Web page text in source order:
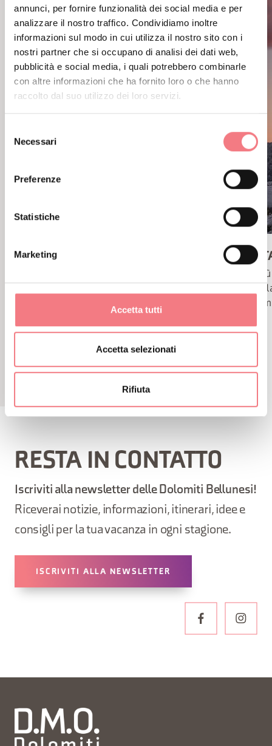
annunci, per fornire funzionalità dei social media e per
analizzare il nostro traffico. Condividiamo inoltre
informazioni sul modo in cui utilizza il nostro sito con i
nostri partner che si occupano di analisi dei dati web,
pubblicità e social media, i quali potrebbero combinarle
con altre informazioni che ha fornito loro o che hanno
raccolto dal suo utilizzo dei loro servizi.
delNecessari
Preferenze
Statistiche
Marketing
Accetta tutti
Accetta selezionati
Rifiuta
FERRATA GIANNI AGLIO
La
RESTA IN CONTATTO
Iscriviti alla newsletter delle Dolomiti Bellunesi!
Riceverai notizie, informazioni, itinerari, idee e
consigli per la tua vacanza in ogni stagione.
ISCRIVITI ALLA NEWSLETTER